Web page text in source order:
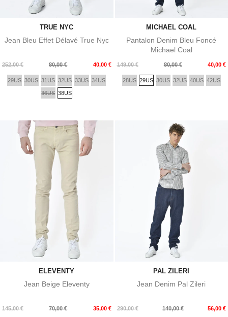
TRUE NYC
Jean Bleu Effet Délavé True Nyc
252,00 €
Prix
de
80,00 € 40,00 €
Prix
29US 30US 31US 32US 33US 34US
36US 38US
MICHAEL COAL
Pantalon Denim Bleu Foncé
Michael Coal
149,00 €
Prix
de
80,00 € 40,00 €
Prix
28US 29US 30US 32US 40US 42US
ELEVENTY
Jean Beige Eleventy
145,00 €
Prix
70,00 € 35,00 €
Prix
PAL ZILERI
Jean Denim Pal Zileri
290,00 €
Prix
140,00 € 56,00 €
Prix